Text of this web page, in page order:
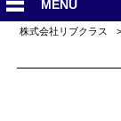
MENU
株式会社リブクラス >